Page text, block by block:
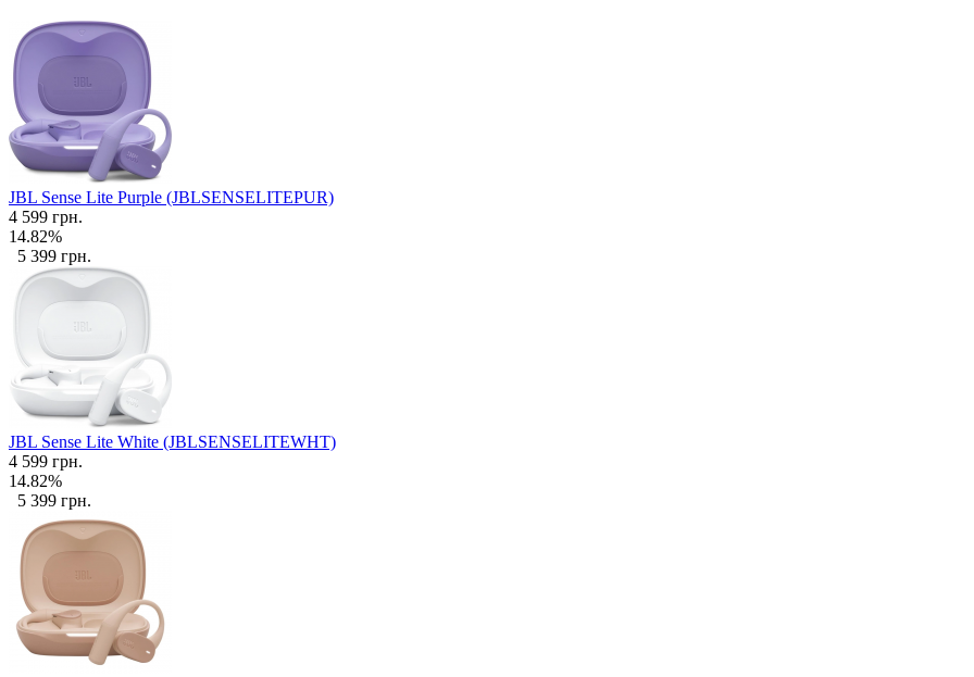
JBL Sense Lite Purple (JBLSENSELITEPUR)
4 599 грн.
14.82%
5 399 грн.
JBL Sense Lite White (JBLSENSELITEWHT)
4 599 грн.
14.82%
5 399 грн.